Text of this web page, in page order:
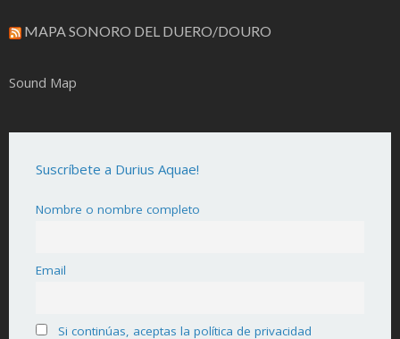
MAPA SONORO DEL DUERO/DOURO
Sound Map
Suscríbete a Durius Aquae!
Nombre o nombre completo
Email
Si continúas, aceptas la política de privacidad